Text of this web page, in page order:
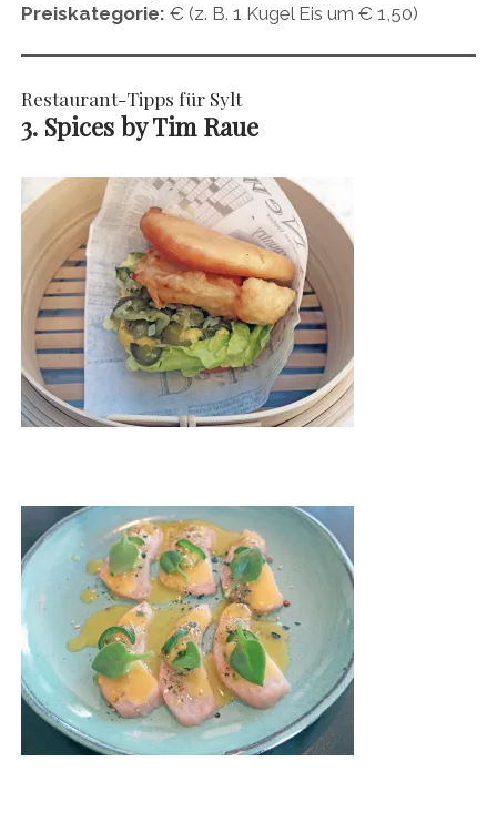
Preiskategorie: € (z. B. 1 Kugel Eis um € 1,50)
Restaurant-Tipps für Sylt
3. Spices by Tim Raue